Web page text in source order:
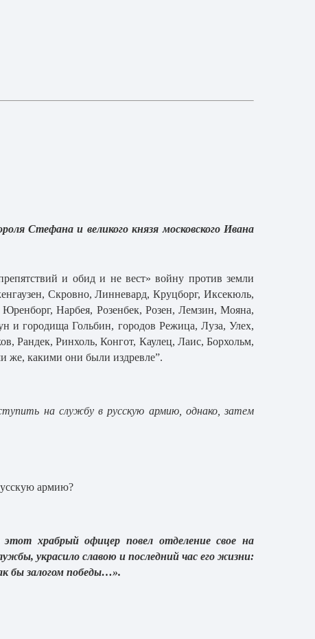
Стефана и великого князя московского Ивана
и обид и не вест» войну против земли
Скровно, Линневард, Круцборг, Иксекюль,
Нарбея, Розенбек, Розен, Лемзин, Мояна,
и городища Гольбин, городов Режица, Луза, Улех,
Рандек, Ринхоль, Конгот, Каулец, Лаис, Борхольм,
же, какими они были издревле”.
на службу в русскую армию, однако, затем
армию?
храбрый офицер повел отделение свое на
украсило славою и последний час его жизни:
бы залогом победы…».